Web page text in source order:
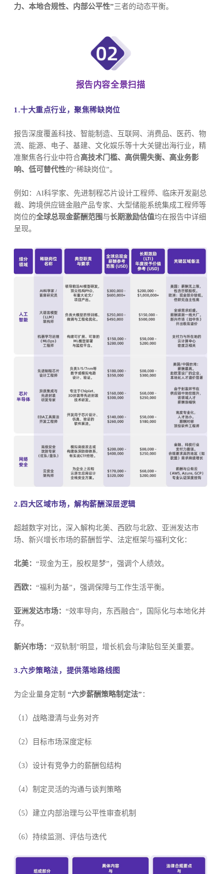
力、本地合规性、内部公平性”三者的动态平衡。
报告内容全景扫描
1.十大重点行业，聚焦稀缺岗位
报告深度覆盖科技、智能制造、互联网、消费品、医药、物
流、能源、电子、基建、文化娱乐等十大关键出海行业，精
准聚焦各行业中符合高技术门槛、高供需失衡、高业务影
响、低可替代性的“稀缺岗位”。
例如：AI科学家、先进制程芯片设计工程师、临床开发副总
裁、跨境供应链金融产品专家、大型储能系统集成工程师等
岗位的全球总现金薪酬范围与长期激励估值均在报告中详细
呈现。
2.四大区域市场，解构薪酬深层逻辑
超越数字对比，深入解构北美、西欧与北欧、亚洲发达市
场、新兴增长市场的薪酬哲学、法定框架与福利文化：
北美： “现金为王，股权是梦”，强调个人绩效。
西欧： “福利为基”，强调保障与工作生活平衡。
亚洲发达市场： “效率导向，东西融合”，国际化与本地化并
存。
新兴市场： “双轨制”明显，增长机会与津贴包至关重要。
3.六步策略法，提供落地路线图
为企业量身定制 “六步薪酬策略制定法”：
（1）战略澄清与业务对齐
（2）目标市场深度定标
（3）设计有竞争力的薪酬包结构
（4）制定灵活的沟通与谈判策略
（5）建立内部治理与公平性审查机制
（6）持续监测、评估与迭代